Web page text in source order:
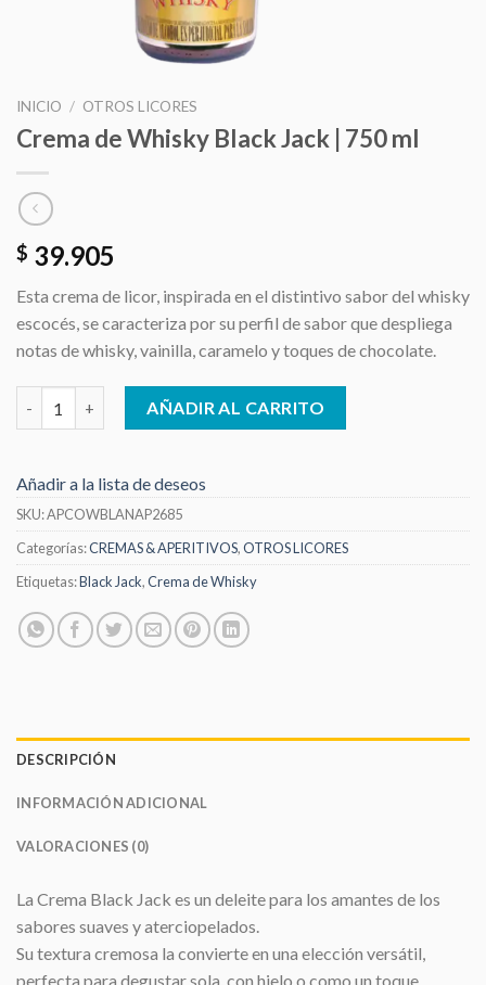
INICIO / OTROS LICORES
Crema de Whisky Black Jack | 750 ml
$ 39.905
Esta crema de licor, inspirada en el distintivo sabor del whisky
escocés, se caracteriza por su perfil de sabor que despliega
notas de whisky, vainilla, caramelo y toques de chocolate.
Crema de Whisky Black Jack | 750 ml cantidad
AÑADIR AL CARRITO
Añadir a la lista de deseos
SKU:APCOWBLANAP2685
Categorías:CREMAS & APERITIVOS,OTROS LICORES
Etiquetas:Black Jack,Crema de Whisky
DESCRIPCIÓN
INFORMACIÓN ADICIONAL
VALORACIONES (0)
La Crema Black Jack es un deleite para los amantes de los
sabores suaves y aterciopelados.
Su textura cremosa la convierte en una elección versátil,
perfecta para degustar sola, con hielo o como un toque